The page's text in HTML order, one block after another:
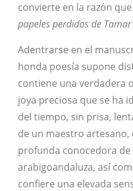
convierte en la razón
papeles perdidos de
Adentrarse en el
honda poesía supone
contiene una verdadera
joya preciosa que se ha
del tiempo, sin prisa,
de un maestro artesano,
profunda conocedora de
arabigoandaluza, así
confiere una elevada